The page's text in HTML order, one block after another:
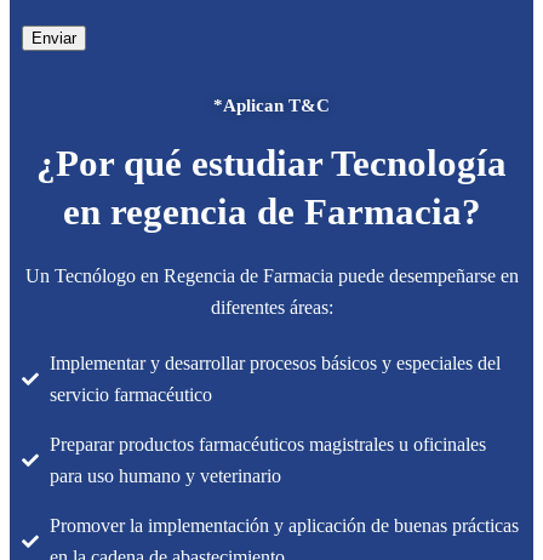
¿Por qué estudiar Tecnología
en regencia de Farmacia?
Un Tecnólogo en Regencia de Farmacia puede desempeñarse en
diferentes áreas:
Implementar y desarrollar procesos básicos y especiales del
servicio farmacéutico
Preparar productos farmacéuticos magistrales u oficinales
para uso humano y veterinario
Promover la implementación y aplicación de buenas prácticas
*Aplican T&C